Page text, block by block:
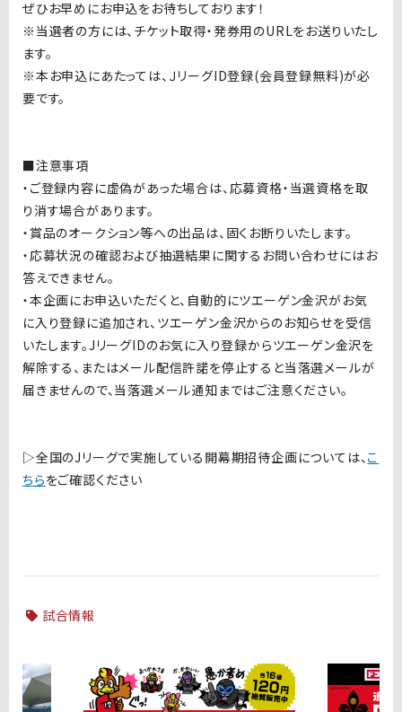
ぜひお早めにお申込をお待ちしております！
※当選者の方には、チケット取得・発券用のURLをお送りいたし
ます。
※本お申込にあたっては、ＪリーグID登録(会員登録無料)が必
要です。
■注意事項
・ご登録内容に虚偽があった場合は、応募資格・当選資格を取
り消す場合があります。
・賞品のオークション等への出品は、固くお断りいたします。
・応募状況の確認および抽選結果に関するお問い合わせにはお
答えできません。
・本企画にお申込いただくと、自動的にツエーゲン金沢がお気
に入り登録に追加され、ツエーゲン金沢からのお知らせを受信
いたします。J リーグIDのお気に入り登録からツエーゲン金沢を
解除する、またはメール配信許諾を停止すると当落選メールが
届きませんので、当落選メール通知まではご注意ください。
▷全国のJ リーグで実施している開幕期招待企画については、 こ
ちらをご確認ください
試合情報